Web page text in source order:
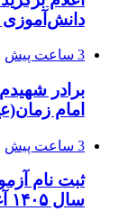
دانش‌آموزی
3 ساعت پیش
برادر
امام
3 ساعت پیش
ثبت نام
سال ۱۴۰۵ آغاز شد